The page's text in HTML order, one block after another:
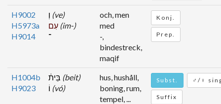
H9002
H5973a
H9014
(ve)
(im-)
־
och, men
med
-,
bindestreck,
maqif
Konj.
Prep.
H1004b
H9023
(beit)
(vó)
hus, hushåll,
boning, rum,
tempel, ...
Subst. ♂/♀
Suffix